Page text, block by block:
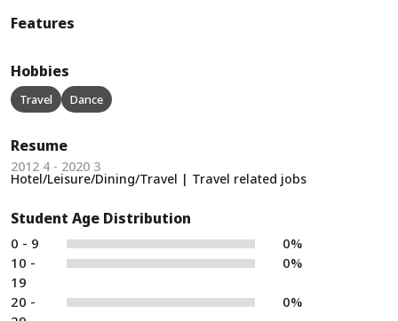
Features
Hobbies
Travel Dance
Resume
2012 4 - 2020 3
Hotel/Leisure/Dining/Travel | Travel related jobs
Student Age Distribution
0 - 9
0%
10 -
19
0%
20 -
0%